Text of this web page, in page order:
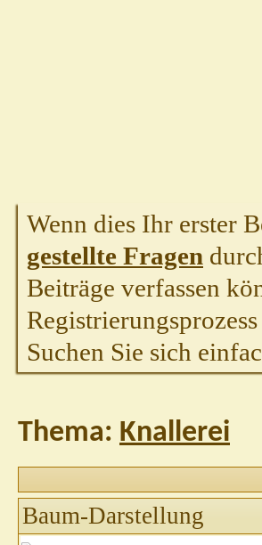
Wenn dies Ihr erster
gestellte Fragen
Beiträge verfassen
Suchen Sie sich
Thema: Knallerei
Baum-Darstellung